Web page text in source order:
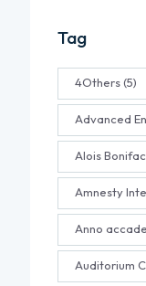
Tag
4Others(5)
Advanced
Alois
Amnesty
Anno
Auditorium